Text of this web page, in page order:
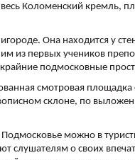
Коломенский кремль,
Она находится у
из первых учеников
подмосковные
смотровая
склоне, по
можно в
слушателям о своих